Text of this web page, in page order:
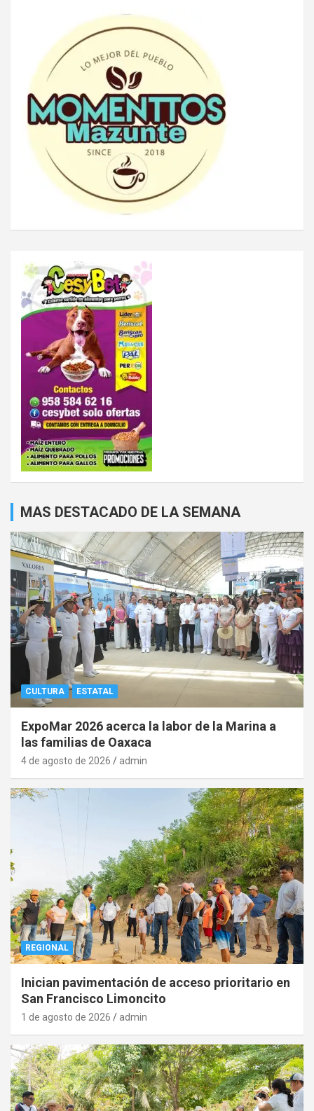
MAS DESTACADO DE LA SEMANA
CULTURA ESTATAL
ExpoMar 2026 acerca la labor de la Marina a
las familias de Oaxaca
4 de agosto de 2026 admin
REGIONAL
Inician pavimentación de acceso prioritario en
San Francisco Limoncito
1 de agosto de 2026 admin